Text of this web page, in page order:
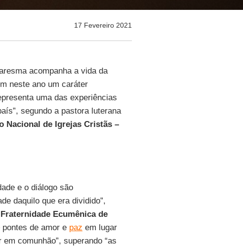
17 Fevereiro 2021
acompanha a vida da
neste ano um caráter
uma das experiências
segundo a pastora luterana
Nacional de Igrejas Cristãs –
e o diálogo são
daquilo que era dividido”,
Ecumênica de
de amor e paz em lugar
comunhão”, superando “as